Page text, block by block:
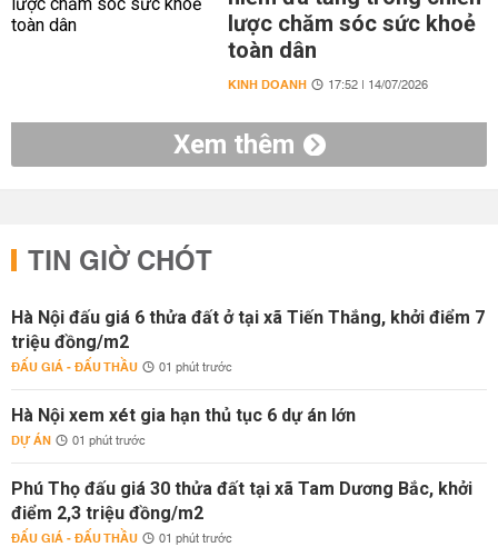
lược chăm sóc sức khoẻ
toàn dân
KINH DOANH 17:52 | 14/07/2026
Xem thêm
TIN GIỜ CHÓT
Hà Nội đấu giá 6 thửa đất ở tại xã Tiến Thắng, khởi điểm 7
triệu đồng/m2
ĐẤU GIÁ - ĐẤU THẦU 01 phút trước
Hà Nội xem xét gia hạn thủ tục 6 dự án lớn
DỰ ÁN 01 phút trước
Phú Thọ đấu giá 30 thửa đất tại xã Tam Dương Bắc, khởi
điểm 2,3 triệu đồng/m2
ĐẤU GIÁ - ĐẤU THẦU 01 phút trước